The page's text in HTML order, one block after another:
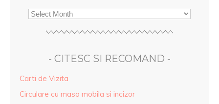
- CITESC SI RECOMAND -
Carti de Vizita
Circulare cu masa mobila si incizor